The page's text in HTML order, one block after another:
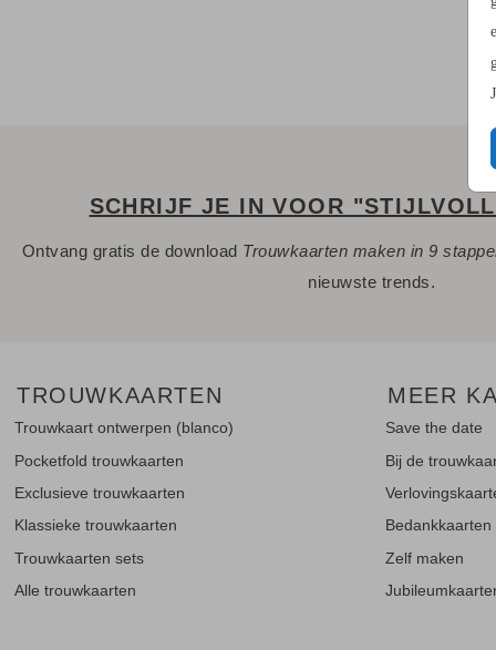
SCHRIJF JE IN VOOR
Ontvang gratis de download Trouwkaarten maken in 9
nieuwste trends.
TROUWKAARTEN
Trouwkaart ontwerpen (blanco)
Pocketfold trouwkaarten
Exclusieve trouwkaarten
Klassieke trouwkaarten
Trouwkaarten sets
Alle trouwkaarten
MEER
Save the date
Bij de
Bedankkaarten
Zelf maken